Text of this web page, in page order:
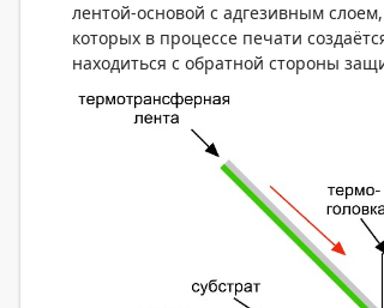
лентой-основой с адгезивным
которых в процессе печати
находиться с обратной стороны